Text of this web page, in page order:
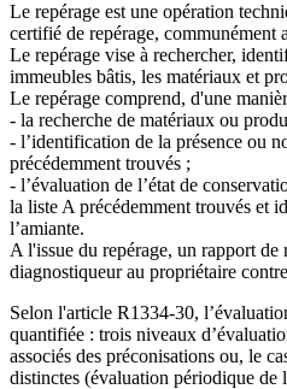
Le repérage est une opération
certifié de repérage, communément
Le repérage vise à rechercher,
immeubles bâtis, les matériaux et
Le repérage comprend, d'une
- la recherche de matériaux ou
- l’identification de la présence ou
précédemment trouvés ;
- l’évaluation de l’état de
la liste A précédemment trouvés et
l’amiante.
A l'issue du repérage, un rapport de
diagnostiqueur au propriétaire
Selon l'article R1334-30,
quantifiée : trois niveaux
associés des préconisations ou, le
distinctes (évaluation périodique de